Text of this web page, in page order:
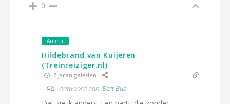
0
Auteur
Hildebrand van Kuijeren
(Treinreiziger.nl)
7 jaren geleden
Antwoord aan Bert Bus